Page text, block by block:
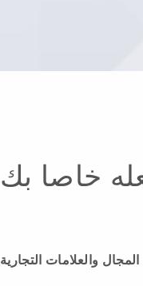
خاصا بك
والعلامات التجارية